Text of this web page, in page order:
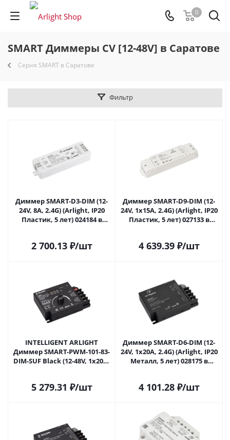
0
SMART Диммеры CV [12-48V] в Саратове
Серия SMART в Саратове
Фильтр
Диммер SMART-D3-DIM (12-
24V, 8A, 2.4G) (Arlight, IP20
Пластик, 5 лет) 024184 в
2 700.13₽/шт
Диммер SMART-D9-DIM (12-
24V, 1x15A, 2.4G) (Arlight, IP20
Пластик, 5 лет) 027133 в
4 639.39₽/шт
INTELLIGENT ARLIGHT
Диммер SMART-PWM-101-83-
DIM-SUF Black (12-48V, 1x20A,
Саратове
5 279.31 ₽/шт
Диммер SMART-D6-DIM (12-
24V, 1x20A, 2.4G) (Arlight, IP20
Металл, 5 лет) 028175 в
4 101.28₽/шт